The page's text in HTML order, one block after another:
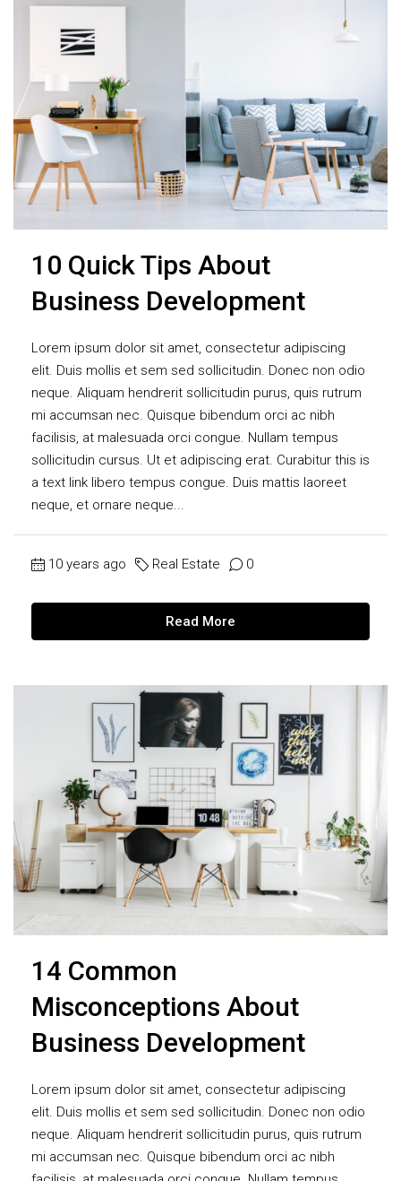
10 Quick Tips About
Business Development
Lorem ipsum dolor sit amet, consectetur adipiscing
elit. Duis mollis et sem sed sollicitudin. Donec non odio
neque. Aliquam hendrerit sollicitudin purus, quis rutrum
mi accumsan nec. Quisque bibendum orci ac nibh
facilisis, at malesuada orci congue. Nullam tempus
sollicitudin cursus. Ut et adipiscing erat. Curabitur this is
a text link libero tempus congue. Duis mattis laoreet
neque, et ornare neque...
10 years ago Real Estate 0
Read More
14 Common
Misconceptions About
Business Development
Lorem ipsum dolor sit amet, consectetur adipiscing
elit. Duis mollis et sem sed sollicitudin. Donec non odio
neque. Aliquam hendrerit sollicitudin purus, quis rutrum
mi accumsan nec. Quisque bibendum orci ac nibh